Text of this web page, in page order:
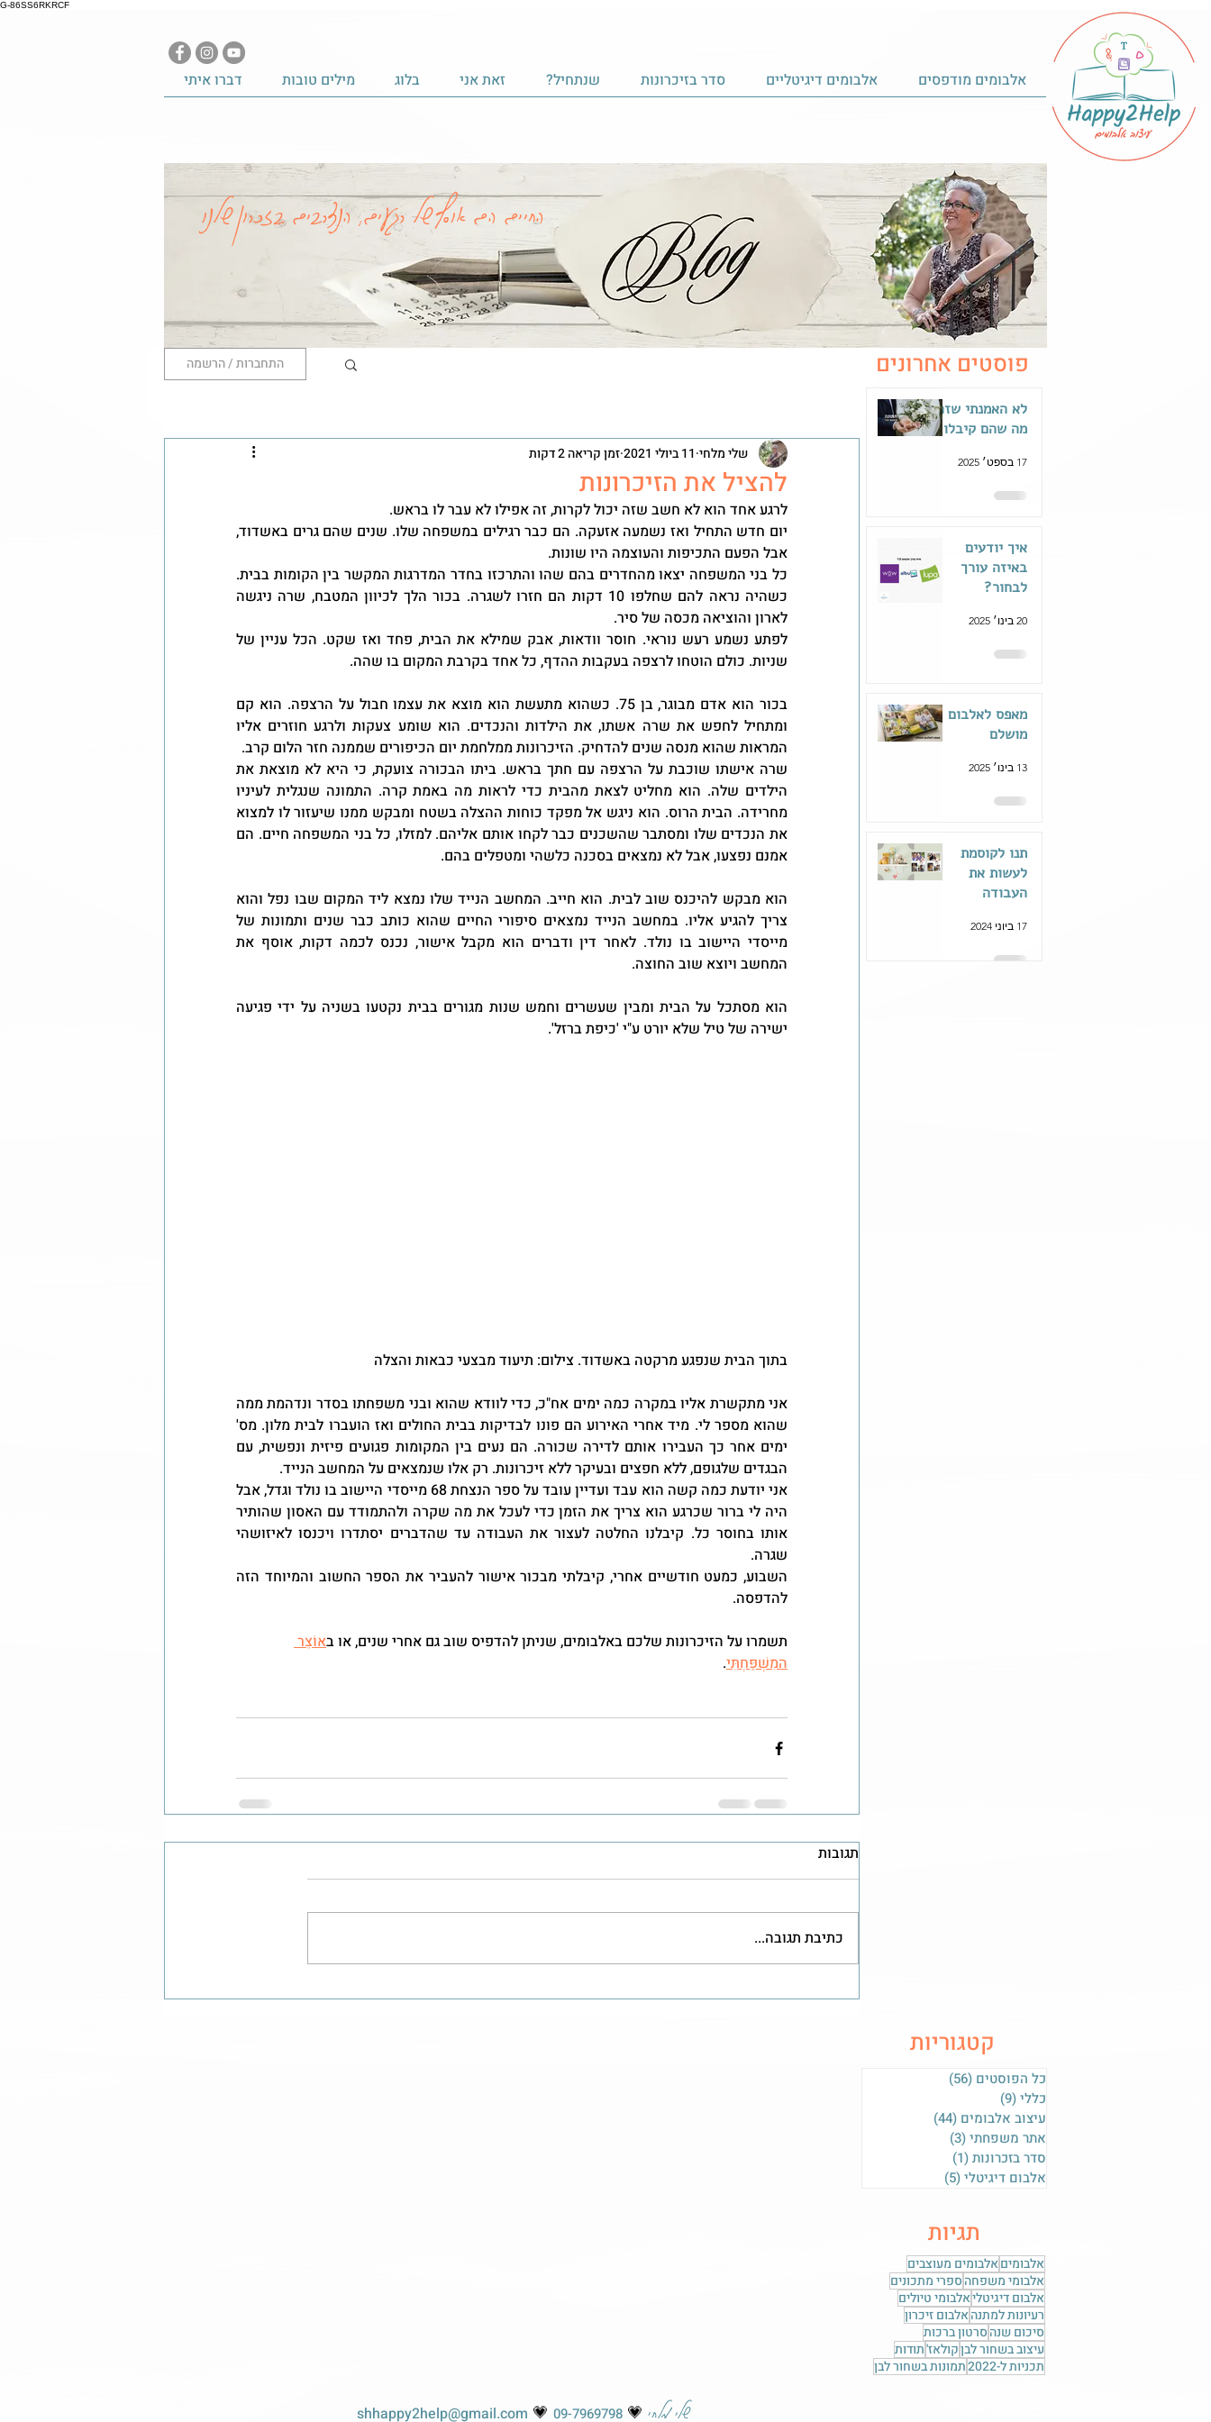
G-86SS6RKRCF
אלבומים מודפסים אלבומים דיגיטליים סדר בזיכרונות שנתחיל? זאת אני בלוג מילים טובות דברו איתי
החיים הם אוסף של רגעים, הנצרבים בזכרון שלנו
התחברות / הרשמה
להציל את הזיכרונות
שלי מלחי 11 ביולי 2021 זמן קריאה 2 דקות
לרגע אחד הוא לא חשב שזה יכול לקרות, זה אפילו לא עבר לו בראש.
אבל הפעם התכיפות והעוצמה היו שונות.
לארון והוציאה מכסה של סיר.
שניות. כולם הוטחו לרצפה בעקבות ההדף, כל אחד בקרבת המקום בו שהה.
המראות שהוא מנסה שנים להדחיק. הזיכרונות ממלחמת יום הכיפורים שממנה חזר הלום קרב.
אמנם נפצעו, אבל לא נמצאים בסכנה כלשהי ומטפלים בהם.
המחשב ויוצא שוב החוצה.
ישירה של טיל שלא יורט ע"י 'כיפת ברזל'.
בתוך הבית שנפגע מרקטה באשדוד. צילום: תיעוד מבצעי כבאות והצלה
הבגדים שלגופם, ללא חפצים ובעיקר ללא זיכרונות. רק אלו שנמצאים על המחשב הנייד.
שגרה.
להדפסה.
תשמרו על הזיכרונות שלכם באלבומים, שניתן להדפיס שוב גם אחרי שנים, או באוֹצֵר
המִשְׁפַּחְתִּי.
תגובות
כתיבת תגובה...
פוסטים אחרונים
לא האמנתי שזה
מה שהם קיבלו
17 בספט׳ 2025
איך יודעים
באיזה עורך
לבחור?
20 בינו׳ 2025
מאפס לאלבום
מושלם
13 בינו׳ 2025
תנו לקוסמת
לעשות את
העבודה
17 ביוני 2024
קטגוריות
כל הפוסטים (56)
כללי(9)
עיצוב אלבומים (44)
אתר משפחתי(3)
סדר בזכרונות(1)
אלבום דיגיטלי(5)
תגיות
אלבומיםאלבומים מעוצבים
אלבומי משפחהספרי מתכונים
אלבום דיגיטליאלבומי טיולים
רעיונות למתנהאלבום זיכרון
סיכום שנהסרטון ברכות
עיצוב בשחור לבןקולאז'תודות
תכניות ל-2022
תמונות בשחור לבן
שלי מלחי 💗
09-7969798
💗
shhappy2help@gmail.com